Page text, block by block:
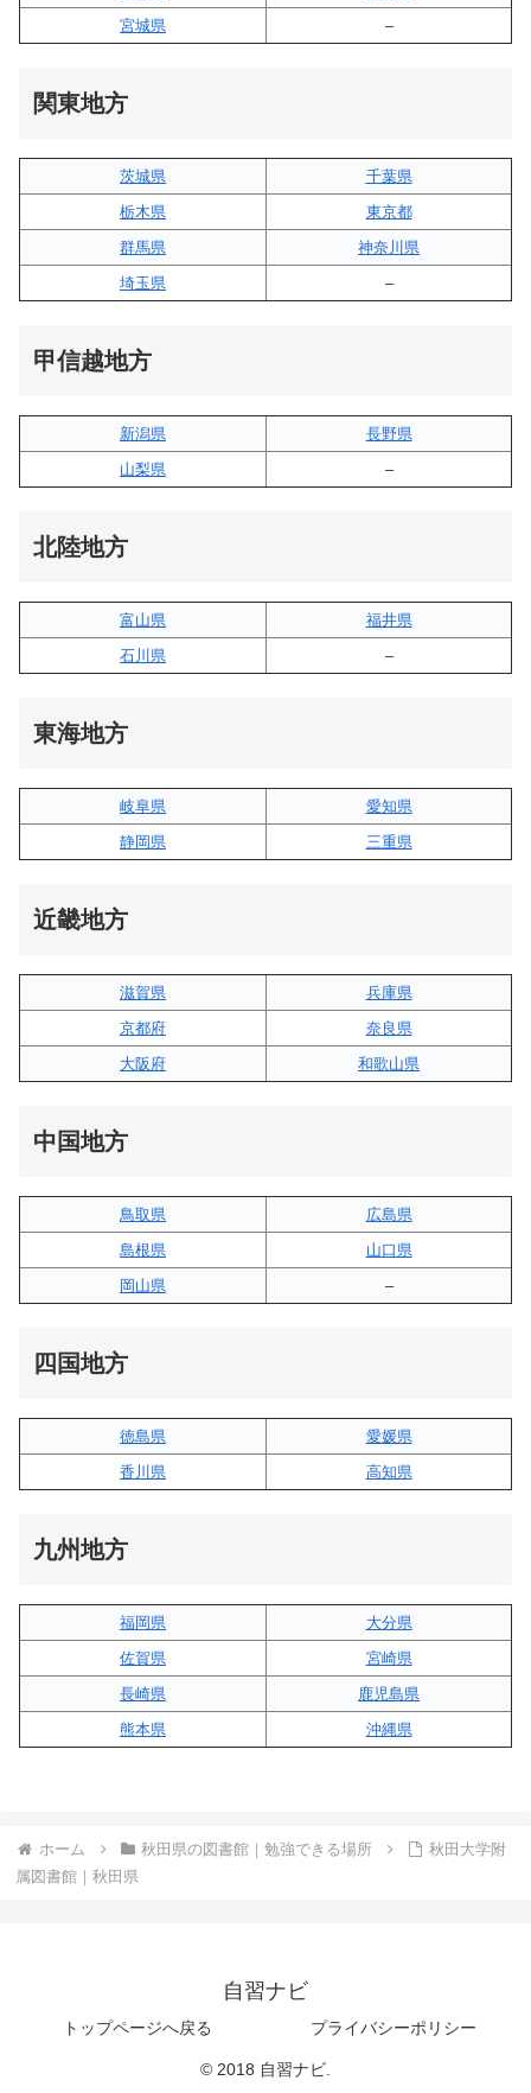
宮城県
–
関東地方
茨城県
千葉県
栃木県
東京都
群馬県
神奈川県
埼玉県
–
甲信越地方
新潟県
長野県
山梨県
–
北陸地方
富山県
福井県
石川県
–
東海地方
岐阜県
愛知県
静岡県
三重県
近畿地方
滋賀県
兵庫県
京都府
奈良県
大阪府
和歌山県
中国地方
鳥取県
広島県
島根県
山口県
岡山県
–
四国地方
徳島県
愛媛県
香川県
高知県
九州地方
福岡県
大分県
佐賀県
宮崎県
長崎県
鹿児島県
熊本県
沖縄県
ホーム 秋田県の図書館｜勉強できる場所
秋田大学附
属図書館｜秋田県
自習ナビ
トップページへ戻る プライバシーポリシー
© 2018 自習ナビ.